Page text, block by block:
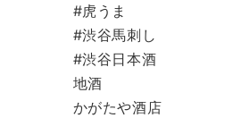
#虎うま
#渋谷馬刺し
#渋谷日本酒
地酒
かがたや酒店